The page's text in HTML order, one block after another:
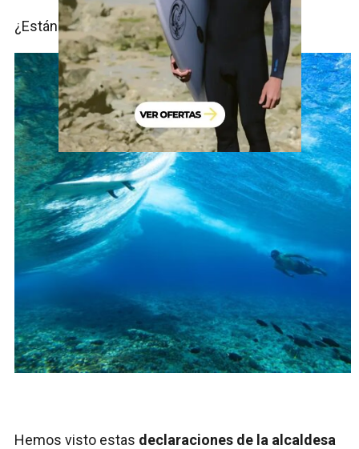
¿Están tratando de esconder algo?
Hemos visto estas declaraciones de la alcaldesa